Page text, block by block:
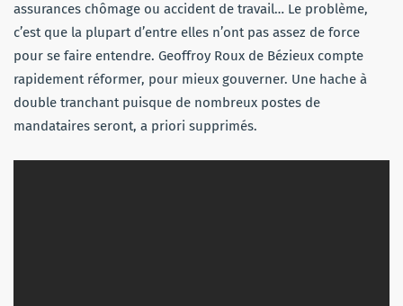
assurances chômage ou accident de travail… Le problème,
c’est que la plupart d’entre elles n’ont pas assez de force
pour se faire entendre. Geoffroy Roux de Bézieux compte
rapidement réformer, pour mieux gouverner. Une hache à
double tranchant puisque de nombreux postes de
mandataires seront, a priori supprimés.